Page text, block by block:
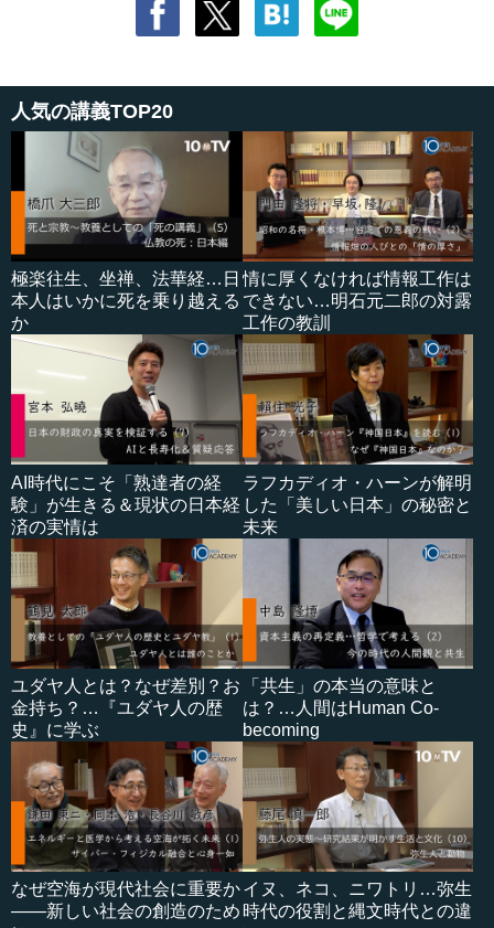
人気の講義TOP20
極楽往生、坐禅、法華経…日
本人はいかに死を乗り越える
か
情に厚くなければ情報工作は
できない…明石元二郎の対露
工作の教訓
AI時代にこそ「熟達者の経
験」が生きる＆現状の日本経
済の実情は
ラフカディオ・ハーンが解明
した「美しい日本」の秘密と
未来
ユダヤ人とは？なぜ差別？お
金持ち？…『ユダヤ人の歴
史』に学ぶ
「共生」の本当の意味と
は？…人間はHuman Co-
becoming
なぜ空海が現代社会に重要か
――新しい社会の創造のため
イヌ、ネコ、ニワトリ…弥生
時代の役割と縄文時代との違